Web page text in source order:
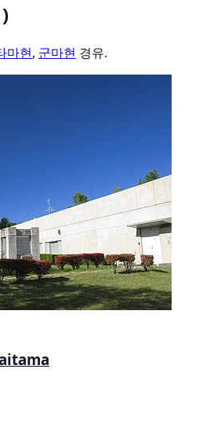
마현, 군마현 경유.